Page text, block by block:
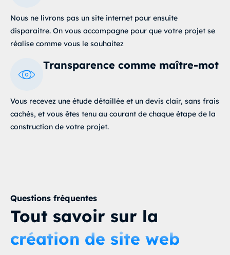
Nous ne livrons pas un site internet pour ensuite
disparaitre. On vous accompagne pour que votre projet se
réalise comme vous le souhaitez
Transparence comme maître-mot
Vous recevez une étude détaillée et un devis clair, sans frais
cachés, et vous êtes tenu au courant de chaque étape de la
construction de votre projet.
Questions fréquentes
Tout savoir sur la
création de site web